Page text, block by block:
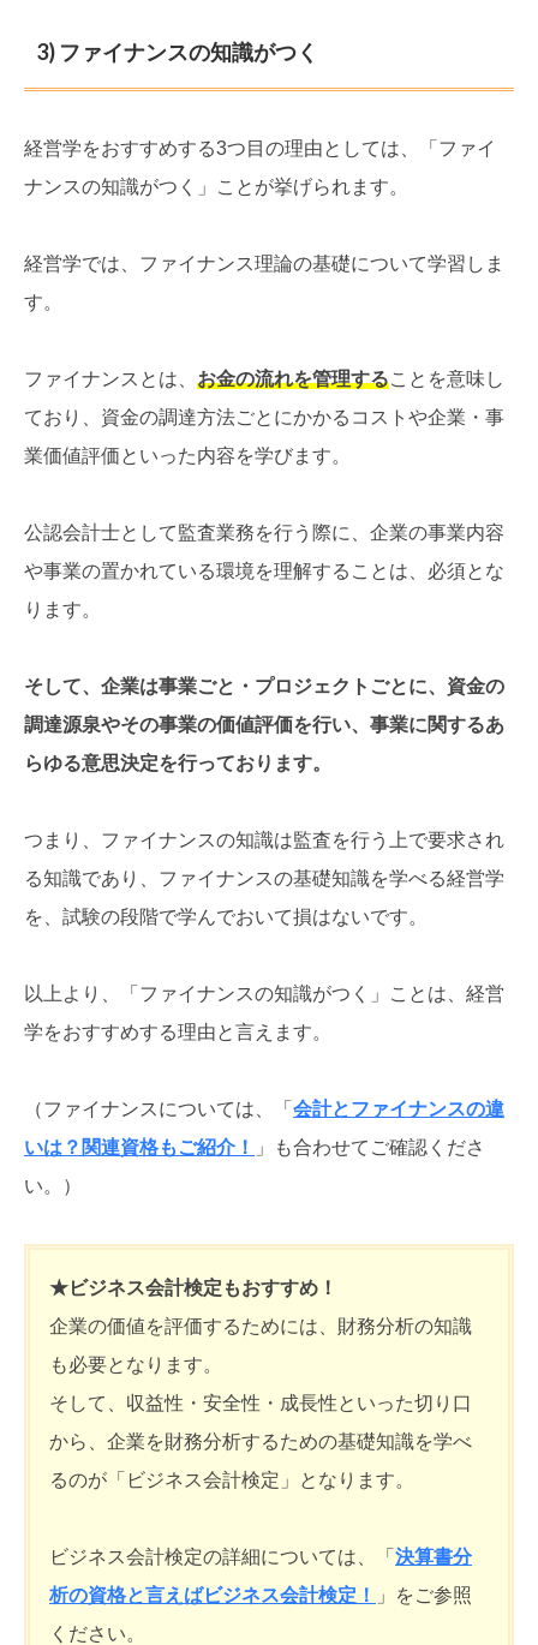
3) ファイナンスの知識がつく
経営学をおすすめする3つ目の理由としては、「ファイ
ナンスの知識がつく」ことが挙げられます。
経営学では、ファイナンス理論の基礎について学習しま
す。
ファイナンスとは、 お金の流れを管理することを意味し
ており、資金の調達方法ごとにかかるコストや企業・事
業価値評価といった内容を学びます。
公認会計士として監査業務を行う際に、企業の事業内容
や事業の置かれている環境を理解することは、必須とな
ります。
そして、企業は事業ごと・プロジェクトごとに、資金の
調達源泉やその事業の価値評価を行い、事業に関するあ
らゆる意思決定を行っております。
つまり、ファイナンスの知識は監査を行う上で要求され
る知識であり、ファイナンスの基礎知識を学べる経営学
を、試験の段階で学んでおいて損はないです。
以上より、「ファイナンスの知識がつく」ことは、経営
学をおすすめする理由と言えます。
（ファイナンスについては、「 会計とファイナンスの違
いは？関連資格もご紹介！
」も合わせてご確認くださ
い。）
★ビジネス会計検定もおすすめ！
企業の価値を評価するためには、財務分析の知識
も必要となります。
そして、収益性・安全性・成長性といった切り口
から、企業を財務分析するための基礎知識を学べ
るのが「ビジネス会計検定」となります。
ビジネス会計検定の詳細については、「 決算書分
析の資格と言えばビジネス会計検定！
」をご参照
ください。